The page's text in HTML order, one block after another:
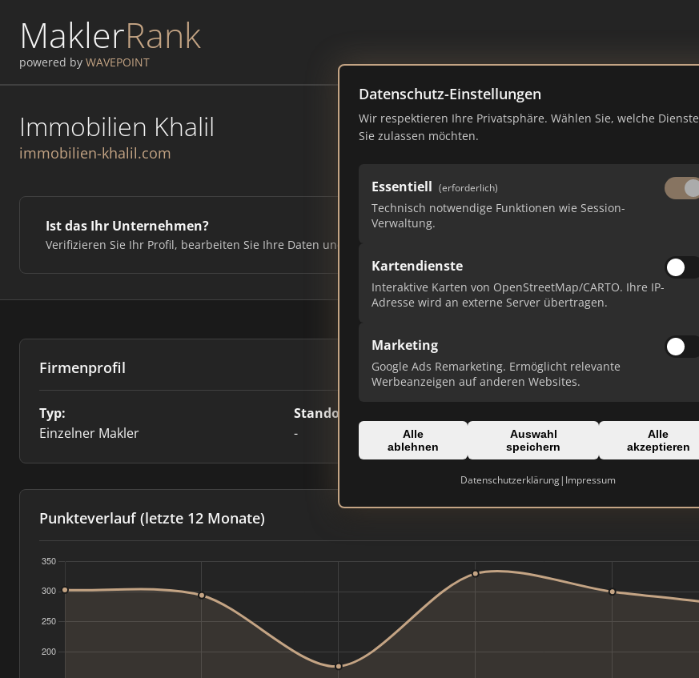
MaklerRank
powered by WAVEPOINT
Datenschutz-Einstellungen
Wir respektieren Ihre Privatsphäre. Wählen Sie, welche Dienste
Sie zulassen möchten.
Essentiell (erforderlich)
Technisch notwendige Funktionen wie Session-
Verwaltung.
Kartendienste
Interaktive Karten von OpenStreetMap/CARTO. Ihre IP-
Adresse wird an externe Server übertragen.
Marketing
Google Ads Remarketing. Ermöglicht relevante
Werbeanzeigen auf anderen Websites.
Alle
ablehnen
Auswahl
speichern
Alle
akzeptieren
Datenschutzerklärung| Impressum
Immobilien Khalil
immobilien-khalil.com
Ist das Ihr Unternehmen?
Verifizieren Sie Ihr Profil, bearbeiten Sie Ihre Daten und erhalten Sie monatliche Ranking-Updates.
Firmenprofil
Typ:
Einzelner Makler
Standort:
-
immobilien-khalil.com
Punkteverlauf (letzte 12 Monate)